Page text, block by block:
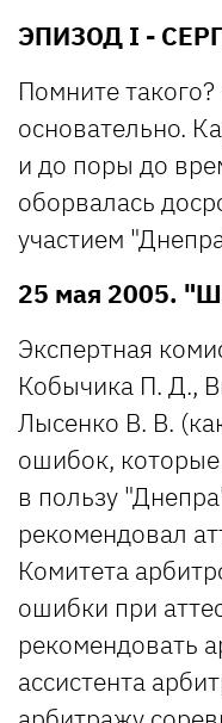
ЭПИЗОД I -
Помните
основательно.
и до поры до
оборвалась
участием
25 мая 2005.
Экспертная
Кобычика П. Д.,
Лысенко В. В.
ошибок,
в пользу
рекомендовал
Комитета
ошибки при
рекомендовать
ассистента